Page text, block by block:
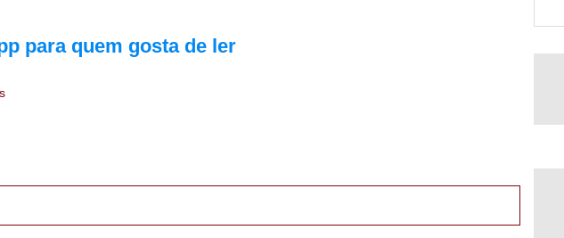
para quem gosta de ler